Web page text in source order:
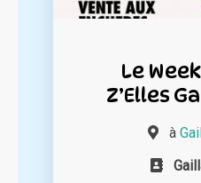
Le
Z’Elles
à